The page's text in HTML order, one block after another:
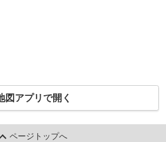
図アプリで開く
ページトップへ